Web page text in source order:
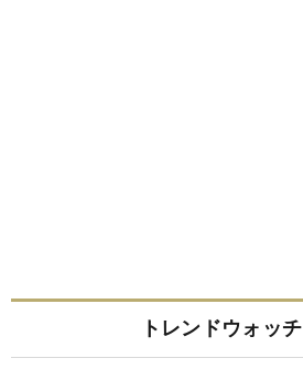
トレンドウォッチ